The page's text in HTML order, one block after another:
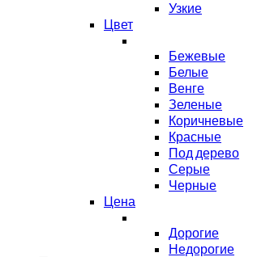
Узкие
Цвет
Бежевые
Белые
Венге
Зеленые
Коричневые
Красные
Под дерево
Серые
Черные
Цена
Дорогие
Недорогие